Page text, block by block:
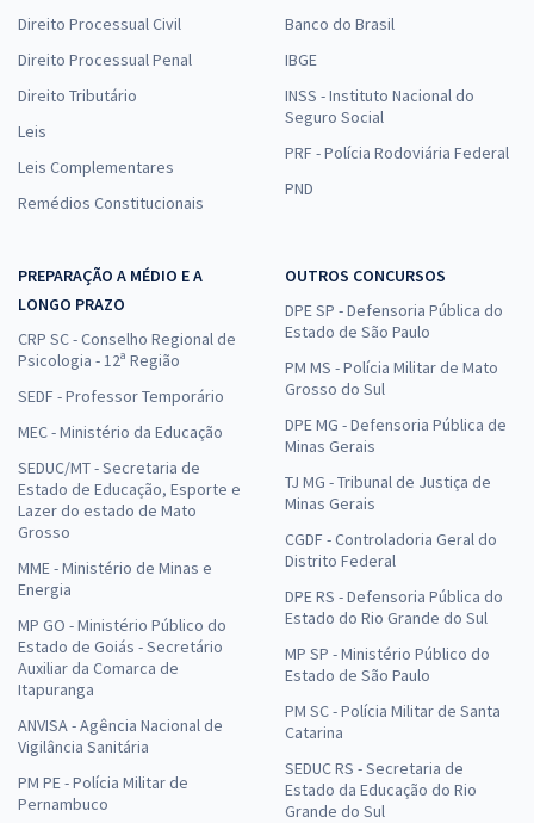
Direito Processual Civil
Direito Processual Penal
Direito Tributário
Leis
Leis Complementares
Remédios Constitucionais
Banco do Brasil
IBGE
INSS - Instituto Nacional do
Seguro Social
PRF - Polícia Rodoviária Federal
PND
PREPARAÇÃO A MÉDIO E A
LONGO PRAZO
CRP SC - Conselho Regional de
Psicologia - 12ª Região
SEDF - Professor Temporário
MEC - Ministério da Educação
SEDUC/MT - Secretaria de
Estado de Educação, Esporte e
Lazer do estado de Mato
Grosso
MME - Ministério de Minas e
Energia
MP GO - Ministério Público do
Estado de Goiás - Secretário
Auxiliar da Comarca de
Itapuranga
ANVISA - Agência Nacional de
Vigilância Sanitária
PM PE - Polícia Militar de
Pernambuco
OUTROS CONCURSOS
DPE SP - Defensoria Pública do
Estado de São Paulo
PM MS - Polícia Militar de Mato
Grosso do Sul
DPE MG - Defensoria Pública de
Minas Gerais
TJ MG - Tribunal de Justiça de
Minas Gerais
CGDF - Controladoria Geral do
Distrito Federal
DPE RS - Defensoria Pública do
Estado do Rio Grande do Sul
MP SP - Ministério Público do
Estado de São Paulo
PM SC - Polícia Militar de Santa
Catarina
SEDUC RS - Secretaria de
Estado da Educação do Rio
Grande do Sul